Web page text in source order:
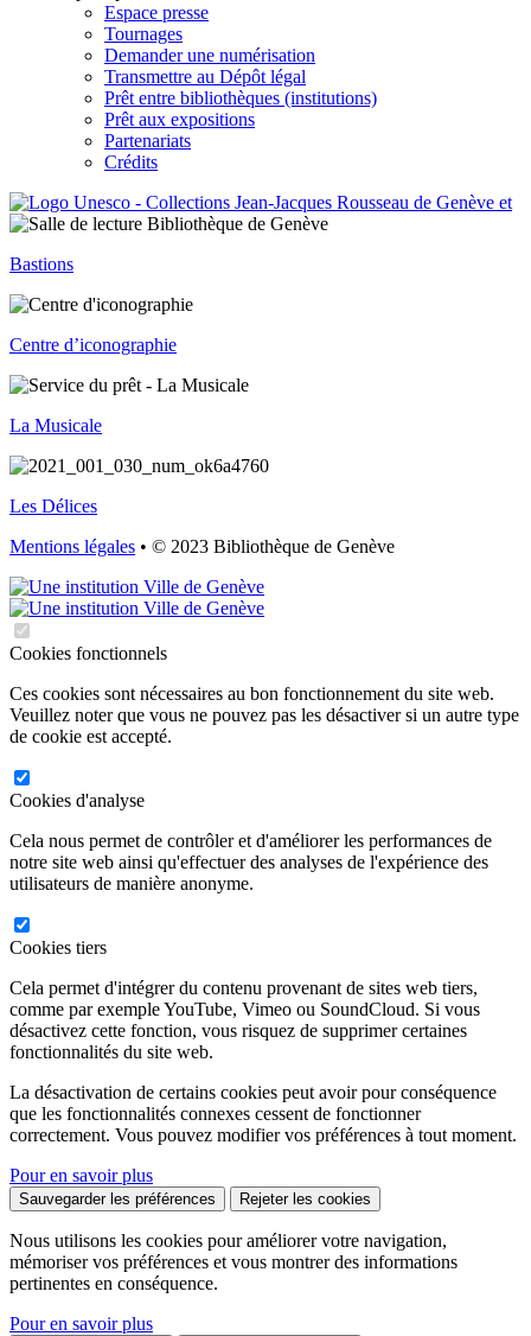
Espace presse
Tournages
Demander une numérisation
Transmettre au Dépôt légal
Prêt entre bibliothèques (institutions)
Prêt aux expositions
Partenariats
Crédits
Bastions
Centre d’iconographie
La Musicale
Les Délices
Mentions légales • © 2023 Bibliothèque de Genève
Cookies fonctionnels
Ces cookies sont nécessaires au bon fonctionnement du site web.
Veuillez noter que vous ne pouvez pas les désactiver si un autre type
de cookie est accepté.
Cookies d'analyse
Cela nous permet de contrôler et d'améliorer les performances de
notre site web ainsi qu'effectuer des analyses de l'expérience des
utilisateurs de manière anonyme.
Cookies tiers
Cela permet d'intégrer du contenu provenant de sites web tiers,
comme par exemple YouTube, Vimeo ou SoundCloud. Si vous
désactivez cette fonction, vous risquez de supprimer certaines
fonctionnalités du site web.
La désactivation de certains cookies peut avoir pour conséquence
que les fonctionnalités connexes cessent de fonctionner
correctement. Vous pouvez modifier vos préférences à tout moment.
Pour en savoir plus
Sauvegarder les préférences Rejeter les cookies
Nous utilisons les cookies pour améliorer votre navigation,
mémoriser vos préférences et vous montrer des informations
pertinentes en conséquence.
Pour en savoir plus